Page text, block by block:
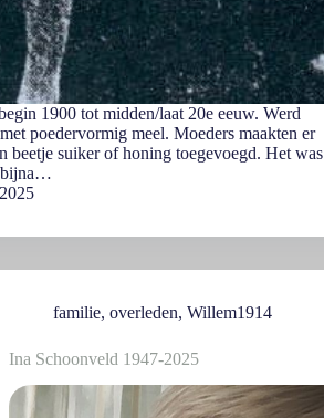
1900 tot midden/laat 20e eeuw. Werd
poedervormig meel. Moeders maakten er
beetje suiker of honing toegevoegd. Het was
bijna…
familie, overleden, Willem1914
Ina Schoonveld 1947-2025